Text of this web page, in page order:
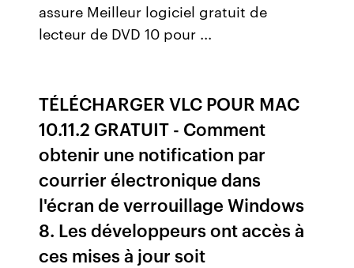
assure Meilleur logiciel gratuit de
lecteur de DVD 10 pour ...
TÉLÉCHARGER VLC POUR MAC
10.11.2 GRATUIT - Comment
obtenir une notification par
courrier électronique dans
l'écran de verrouillage Windows
8. Les développeurs ont accès à
ces mises à jour soit